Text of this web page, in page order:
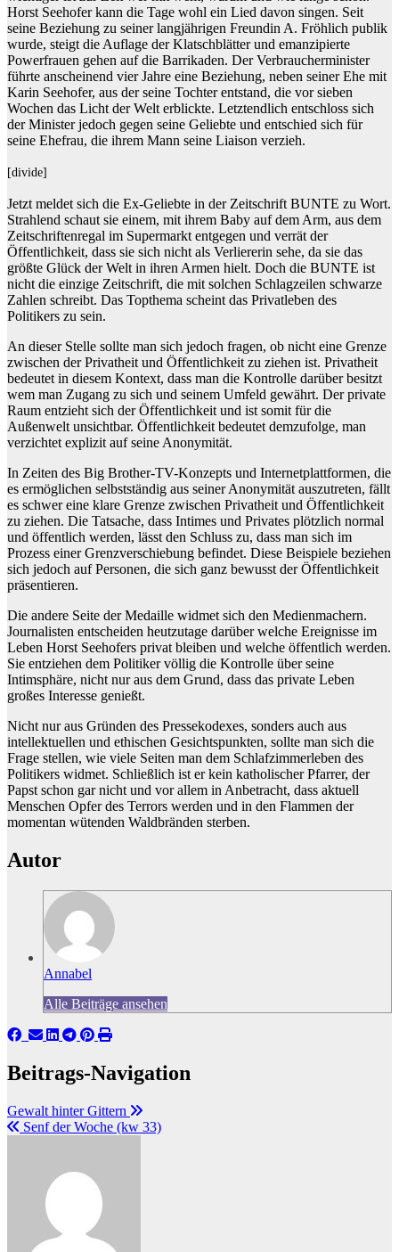
Horst Seehofer kann die Tage wohl ein Lied davon singen. Seit
seine Beziehung zu seiner langjährigen Freundin A. Fröhlich publik
wurde, steigt die Auflage der Klatschblätter und emanzipierte
Powerfrauen gehen auf die Barrikaden. Der Verbraucherminister
führte anscheinend vier Jahre eine Beziehung, neben seiner Ehe mit
Karin Seehofer, aus der seine Tochter entstand, die vor sieben
Wochen das Licht der Welt erblickte. Letztendlich entschloss sich
der Minister jedoch gegen seine Geliebte und entschied sich für
seine Ehefrau, die ihrem Mann seine Liaison verzieh.
[divide]
Jetzt meldet sich die Ex-Geliebte in der Zeitschrift BUNTE zu Wort.
Strahlend schaut sie einem, mit ihrem Baby auf dem Arm, aus dem
Zeitschriftenregal im Supermarkt entgegen und verrät der
Öffentlichkeit, dass sie sich nicht als Verliererin sehe, da sie das
größte Glück der Welt in ihren Armen hielt. Doch die BUNTE ist
nicht die einzige Zeitschrift, die mit solchen Schlagzeilen schwarze
Zahlen schreibt. Das Topthema scheint das Privatleben des
Politikers zu sein.
An dieser Stelle sollte man sich jedoch fragen, ob nicht eine Grenze
zwischen der Privatheit und Öffentlichkeit zu ziehen ist. Privatheit
bedeutet in diesem Kontext, dass man die Kontrolle darüber besitzt
wem man Zugang zu sich und seinem Umfeld gewährt. Der private
Raum entzieht sich der Öffentlichkeit und ist somit für die
Außenwelt unsichtbar. Öffentlichkeit bedeutet demzufolge, man
verzichtet explizit auf seine Anonymität.
In Zeiten des Big Brother-TV-Konzepts und Internetplattformen, die
es ermöglichen selbstständig aus seiner Anonymität auszutreten, fällt
es schwer eine klare Grenze zwischen Privatheit und Öffentlichkeit
zu ziehen. Die Tatsache, dass Intimes und Privates plötzlich normal
und öffentlich werden, lässt den Schluss zu, dass man sich im
Prozess einer Grenzverschiebung befindet. Diese Beispiele beziehen
sich jedoch auf Personen, die sich ganz bewusst der Öffentlichkeit
präsentieren.
Die andere Seite der Medaille widmet sich den Medienmachern.
Journalisten entscheiden heutzutage darüber welche Ereignisse im
Leben Horst Seehofers privat bleiben und welche öffentlich werden.
Sie entziehen dem Politiker völlig die Kontrolle über seine
Intimsphäre, nicht nur aus dem Grund, dass das private Leben
großes Interesse genießt.
Nicht nur aus Gründen des Pressekodexes, sonders auch aus
intellektuellen und ethischen Gesichtspunkten, sollte man sich die
Frage stellen, wie viele Seiten man dem Schlafzimmerleben des
Politikers widmet. Schließlich ist er kein katholischer Pfarrer, der
Papst schon gar nicht und vor allem in Anbetracht, dass aktuell
Menschen Opfer des Terrors werden und in den Flammen der
momentan wütenden Waldbränden sterben.
Autor
Annabel
Alle Beiträge ansehen
Beitrags-Navigation
Gewalt hinter Gittern
Senf der Woche (kw 33)